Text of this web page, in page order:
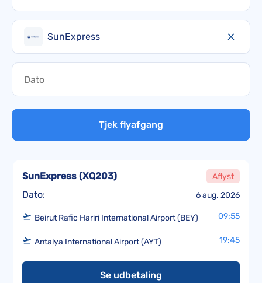
SunExpress
Tjek flyafgang
Dato: 6 aug. 2026
SunExpress (XQ203) Aflyst
Beirut Rafic Hariri International Airport (BEY) 09:55
Antalya International Airport (AYT) 19:45
Se udbetaling